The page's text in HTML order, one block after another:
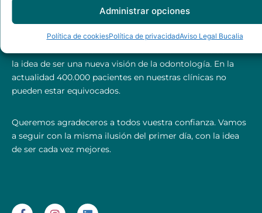
Administrar opciones
Política de cookiesPolítica de privacidadAviso Legal Bucalia
la idea de ser una nueva visión de la odontología. En la
actualidad 400.000 pacientes en nuestras clínicas no
pueden estar equivocados.
Queremos agradeceros a todos vuestra confianza. Vamos
a seguir con la misma ilusión del primer día, con la idea
de ser cada vez mejores.